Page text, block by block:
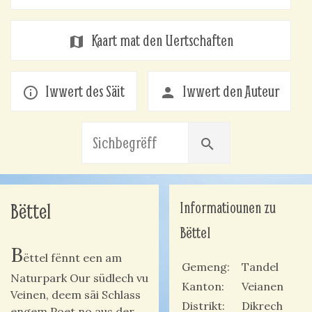
map Kaart mat den Uertschaften
info_outline Iwwert des Säit person Iwwert den Auteur
search
Bëttel
Bëttel fënnt een am
Naturpark Our südlech vu
Veinen, deem säi Schlass
Informatiounen zu
Bëttel
Gemeng
Tandel
Kanton
Veianen
Distrikt
Dikrech